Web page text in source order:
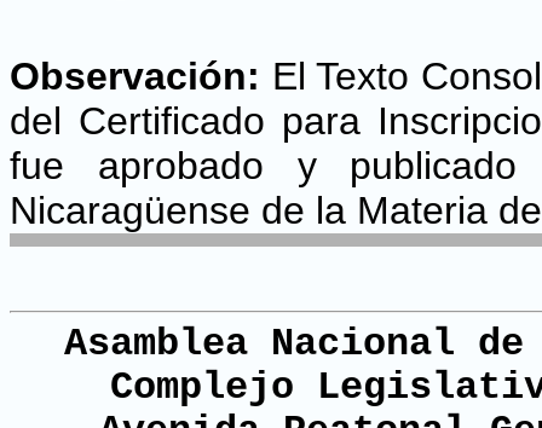
Observación: El Texto
del Certificado para
fue aprobado y
Nicaragüense de la Materia
Asamblea Nacional
Complejo